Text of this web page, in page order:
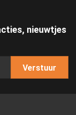
nieuwtjes
Verstuur